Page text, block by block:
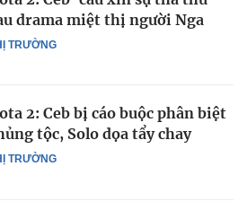
TRƯỜNG
drama miệt thị người Nga
TRƯỜNG
2: Ceb bị cáo buộc phân biệt
tộc, Solo dọa tẩy chay